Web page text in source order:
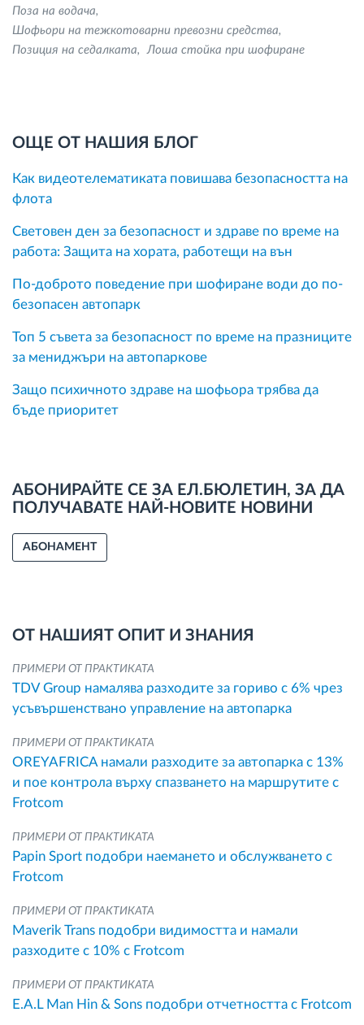
Поза на водача
Шофьори на тежкотоварни превозни средства
Позиция на седалката
Лоша стойка при шофиране
ОЩЕ ОТ НАШИЯ БЛОГ
Как видеотелематиката повишава безопасността на
флота
Световен ден за безопасност и здраве по време на
работа: Защита на хората, работещи на вън
По-доброто поведение при шофиране води до по-
безопасен автопарк
Топ 5 съвета за безопасност по време на празниците
за мениджъри на автопаркове
Защо психичното здраве на шофьора трябва да
бъде приоритет
АБОНИРАЙТЕ СЕ ЗА ЕЛ.БЮЛЕТИН, ЗА ДА
ПОЛУЧАВАТЕ НАЙ-НОВИТЕ НОВИНИ
АБОНАМЕНТ
ОТ НАШИЯТ ОПИТ И ЗНАНИЯ
ПРИМЕРИ ОТ ПРАКТИКАТА
TDV Group намалява разходите за гориво с 6% чрез
усъвършенствано управление на автопарка
ПРИМЕРИ ОТ ПРАКТИКАТА
OREYAFRICA намали разходите за автопарка с 13%
и пое контрола върху спазването на маршрутите с
Frotcom
ПРИМЕРИ ОТ ПРАКТИКАТА
Papin Sport подобри наемането и обслужването с
Frotcom
ПРИМЕРИ ОТ ПРАКТИКАТА
Maverik Trans подобри видимостта и намали
разходите с 10% с Frotcom
ПРИМЕРИ ОТ ПРАКТИКАТА
E.A.L Man Hin & Sons подобри отчетността с Frotcom